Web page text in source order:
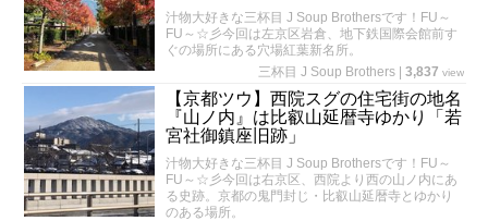
汁物大好きな三杯目 J Soup Brothersです！FU～
FU～☆彡今回は左京区岩倉、地下鉄国際会館前す
ぐの場所にある穴場紅葉新名所。
三杯目 J Soup Brothers
3,837 view
【京都ツウ】西院スグの住宅街の地名
『山ノ内』は比叡山延暦寺ゆかり「若
宮社御鎮座旧跡」
汁物大好きな三杯目 J Soup Brothersです！FU～
FU～☆彡今回は右京区、西院より西の山ノ内にあ
る史跡。京都の鬼門封じ・比叡山延暦寺とゆかり
のある場所。